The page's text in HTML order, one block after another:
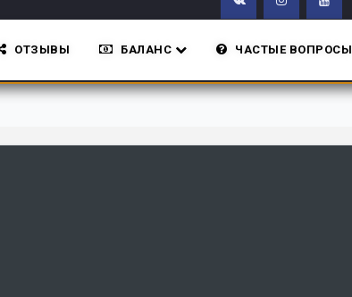
ОТЗЫВЫ БАЛАНС ЧАСТЫЕ ВОПРОСЫ